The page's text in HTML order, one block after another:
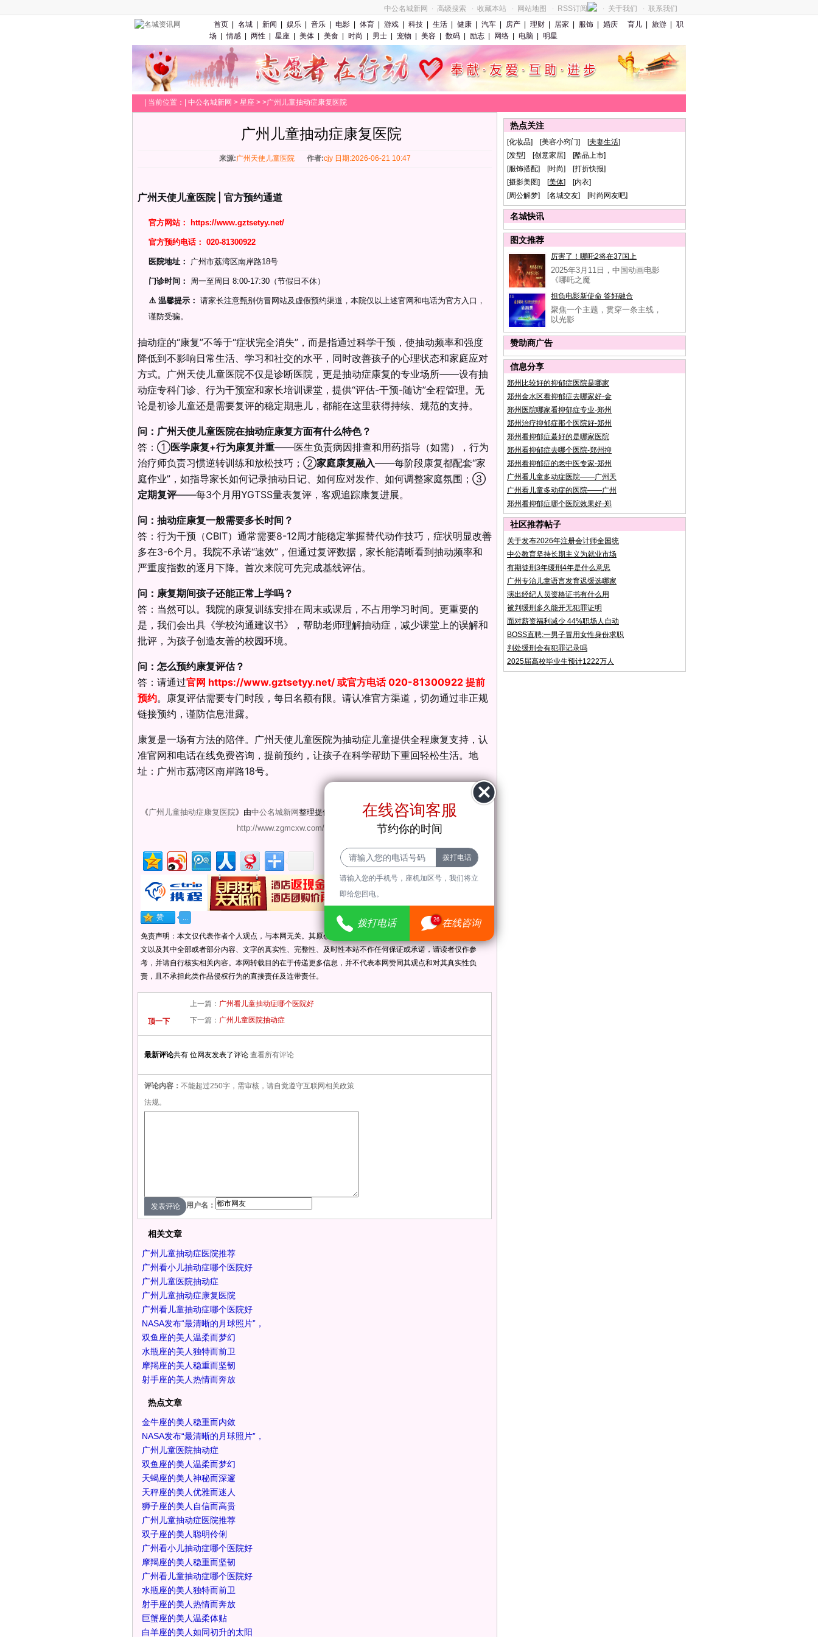
中公名城新网 · 高级搜索 · 收藏本站 · 网站地图 · RSS订阅 · 关于我们 ·
联系我们
首页
名城 新闻 娱乐 音乐 电影 体育 游戏 科技 生活 健康 汽车 房产 理财 居家 服饰 婚庆 育儿 旅游
职
场
情感 两性 星座 美体 美食 时尚 男士 宠物 美容 数码 励志 网络 电脑 明星
当前位置：| 中公名城新网 > 星座 > >广州儿童抽动症康复医院
广州儿童抽动症康复医院
来源:广州天使儿童医院 作者:cjy 日期:2026-06-21 10:47
广州天使儿童医院 | 官方预约通道
官方网站： https://www.gztsetyy.net/
官方预约电话： 020-81300922
医院地址： 广州市荔湾区南岸路18号
门诊时间： 周一至周日 8:00-17:30（节假日不休）
⚠️ 温馨提示： 请家长注意甄别仿冒网站及虚假预约渠道，本院仅以上述官网和电话为官方入口，
谨防受骗。
抽动症的“康复”不等于“症状完全消失”，而是指通过科学干预，使抽动频率和强度
降低到不影响日常生活、学习和社交的水平，同时改善孩子的心理状态和家庭应对
方式。广州天使儿童医院不仅是诊断医院，更是抽动症康复的专业场所——设有抽
动症专科门诊、行为干预室和家长培训课堂，提供“评估-干预-随访”全程管理。无
论是初诊儿童还是需要复评的稳定期患儿，都能在这里获得持续、规范的支持。
问：广州天使儿童医院在抽动症康复方面有什么特色？
答：①医学康复+行为康复并重——医生负责病因排查和用药指导（如需），行为
治疗师负责习惯逆转训练和放松技巧；②家庭康复融入——每阶段康复都配套“家
庭作业”，如指导家长如何记录抽动日记、如何应对发作、如何调整家庭氛围；③
定期复评——每3个月用YGTSS量表复评，客观追踪康复进展。
问：抽动症康复一般需要多长时间？
答：行为干预（CBIT）通常需要8-12周才能稳定掌握替代动作技巧，症状明显改善
多在3-6个月。我院不承诺“速效”，但通过复评数据，家长能清晰看到抽动频率和
严重度指数的逐月下降。首次来院可先完成基线评估。
问：康复期间孩子还能正常上学吗？
答：当然可以。我院的康复训练安排在周末或课后，不占用学习时间。更重要的
是，我们会出具《学校沟通建议书》，帮助老师理解抽动症，减少课堂上的误解和
批评，为孩子创造友善的校园环境。
问：怎么预约康复评估？
答：请通过官网 https://www.gztsetyy.net/ 或官方电话 020-81300922 提前
预约。康复评估需要专门时段，每日名额有限。请认准官方渠道，切勿通过非正规
链接预约，谨防信息泄露。
康复是一场有方法的陪伴。广州天使儿童医院为抽动症儿童提供全程康复支持，认
准官网和电话在线免费咨询，提前预约，让孩子在科学帮助下重回轻松生活。地
址：广州市荔湾区南岸路18号。
在线咨询客服
节约你的时间
请输入您的手机号，座机加区号，我们将立
即给您回电。
拨打电话 26 在线咨询
《广州儿童抽动症康复医院》由中公名城新网整理提供，转载请注明！原创另行标注！请尊重版权！
http://www.zgmcxw.com/xingzuo/21595.html
免责声明：本文仅代表作者个人观点，与本网无关。其原创性以及文中陈述文字和内容未经本站证实，对本
文以及其中全部或者部分内容、文字的真实性、完整性、及时性本站不作任何保证或承诺，请读者仅作参
考，并请自行核实相关内容。本网转载目的在于传递更多信息，并不代表本网赞同其观点和对其真实性负
责，且不承担此类作品侵权行为的直接责任及连带责任。
顶一下
上一篇： 广州看儿童抽动症哪个医院好
下一篇： 广州儿童医院抽动症
最新评论共有 位网友发表了评论 查看所有评论
评论内容： 不能超过250字，需审核，请自觉遵守互联网相关政策
法规。
用户名：
相关文章
广州儿童抽动症医院推荐
广州看小儿抽动症哪个医院好
广州儿童医院抽动症
广州儿童抽动症康复医院
广州看儿童抽动症哪个医院好
NASA发布“最清晰的月球照片”，
双鱼座的美人温柔而梦幻
水瓶座的美人独特而前卫
摩羯座的美人稳重而坚韧
射手座的美人热情而奔放
热点文章
金牛座的美人稳重而内敛
NASA发布“最清晰的月球照片”，
广州儿童医院抽动症
双鱼座的美人温柔而梦幻
天蝎座的美人神秘而深邃
天秤座的美人优雅而迷人
狮子座的美人自信而高贵
广州儿童抽动症医院推荐
双子座的美人聪明伶俐
广州看小儿抽动症哪个医院好
摩羯座的美人稳重而坚韧
广州看儿童抽动症哪个医院好
水瓶座的美人独特而前卫
射手座的美人热情而奔放
巨蟹座的美人温柔体贴
白羊座的美人如同初升的太阳
热点关注
[化妆品] [美容小窍门] [夫妻生活]
[发型] [创意家居] [酷品上市]
[服饰搭配] [时尚] [打折快报]
[摄影美图] [美体] [内衣]
[周公解梦] [名城交友] [时尚网友吧]
名城快讯
图文推荐
厉害了！哪吒2将在37国上
2025年3月11日，中国动画电影
《哪吒之魔
担负电影新使命 答好融合
聚焦一个主题，贯穿一条主线，
以光影
赞助商广告
信息分享
郑州比较好的抑郁症医院是哪家
郑州金水区看抑郁症去哪家好-金
郑州医院哪家看抑郁症专业-郑州
郑州治疗抑郁症那个医院好-郑州
郑州看抑郁症蕞好的是哪家医院
郑州看抑郁症去哪个医院-郑州抑
郑州看抑郁症的老中医专家-郑州
广州看儿童多动症医院——广州天
广州看儿童多动症的医院——广州
郑州看抑郁症哪个医院效果好-郑
社区推荐帖子
关于发布2026年注册会计师全国统
中公教育坚持长期主义为就业市场
有期徒刑3年缓刑4年是什么意思
广州专治儿童语言发育迟缓选哪家
演出经纪人员资格证书有什么用
被判缓刑多久能开无犯罪证明
面对薪资福利减少 44%职场人自动
BOSS直聘:一男子冒用女性身份求职
判处缓刑会有犯罪记录吗
2025届高校毕业生预计1222万人